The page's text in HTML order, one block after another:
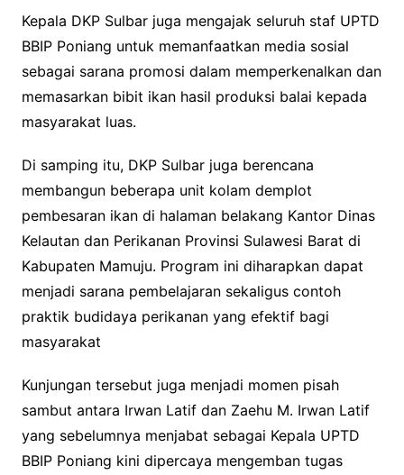
Kepala DKP Sulbar juga mengajak seluruh staf UPTD
BBIP Poniang untuk memanfaatkan media sosial
sebagai sarana promosi dalam memperkenalkan dan
memasarkan bibit ikan hasil produksi balai kepada
masyarakat luas.
Di samping itu, DKP Sulbar juga berencana
membangun beberapa unit kolam demplot
pembesaran ikan di halaman belakang Kantor Dinas
Kelautan dan Perikanan Provinsi Sulawesi Barat di
Kabupaten Mamuju. Program ini diharapkan dapat
menjadi sarana pembelajaran sekaligus contoh
praktik budidaya perikanan yang efektif bagi
masyarakat
Kunjungan tersebut juga menjadi momen pisah
sambut antara Irwan Latif dan Zaehu M. Irwan Latif
yang sebelumnya menjabat sebagai Kepala UPTD
BBIP Poniang kini dipercaya mengemban tugas